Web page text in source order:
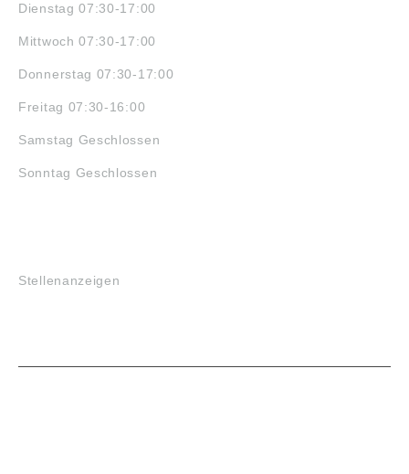
Dienstag 07:30-17:00
Mittwoch 07:30-17:00
Donnerstag 07:30-17:00
Freitag 07:30-16:00
Samstag Geschlossen
Sonntag Geschlossen
Stellenanzeigen